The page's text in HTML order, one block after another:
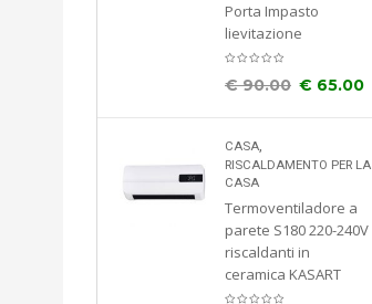
Porta Impasto
lievitazione
€90.00 € 65.00
CASA,
RISCALDAMENTO PER LA
CASA
Termoventiladore a
parete S180 220-240V
riscaldanti in
ceramica KASART